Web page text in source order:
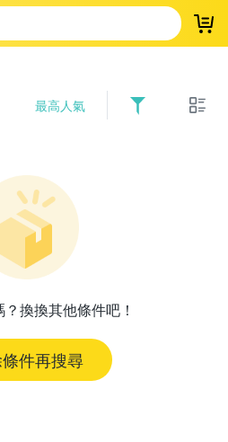
登
最高人氣
換換其他條件吧！
件再搜尋